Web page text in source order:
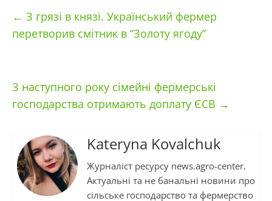
← З грязі в князі. Український фермер
перетворив смітник в “Золоту ягоду”
З наступного року сімейні фермерські
господарства отримають доплату ЄСВ →
Kateryna Kovalchuk
Журналіст ресурсу news.agro-center.
Актуальні та не банальні новини про
сільське господарство та фермерство